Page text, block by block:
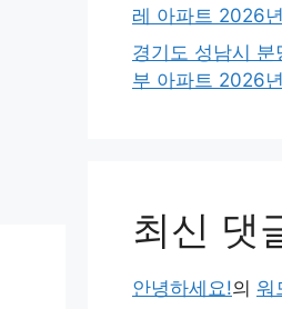
레 아파트 2026
경기도 성남시
부 아파트 2026
최신 댓
안녕하세요!의 워